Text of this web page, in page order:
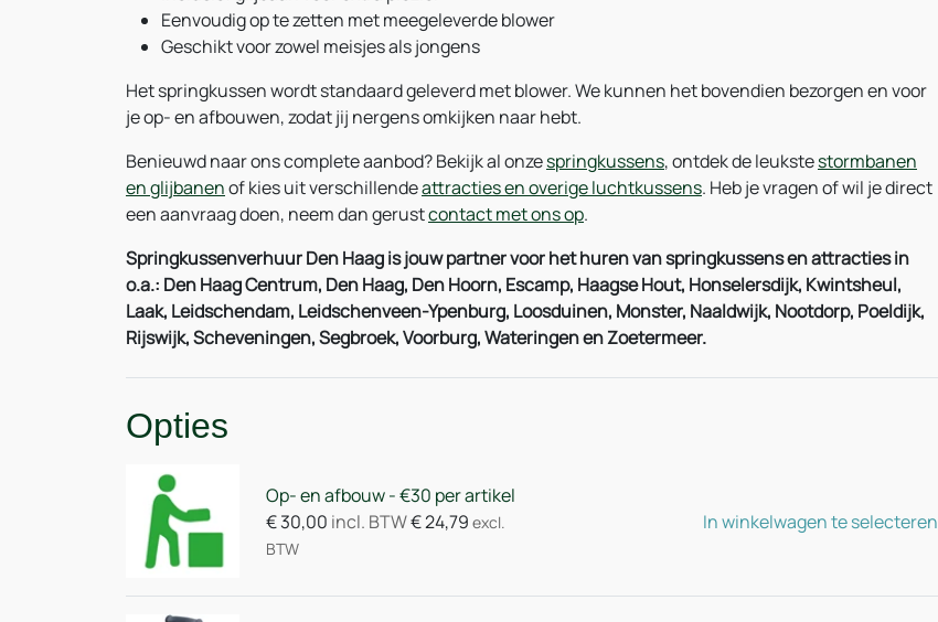
Eenvoudig op te zetten met meegeleverde blower
Geschikt voor zowel meisjes als jongens
Het springkussen wordt standaard geleverd met blower. We kunnen het bovendien bezorgen en voor
je op- en afbouwen, zodat jij nergens omkijken naar hebt.
Benieuwd naar ons complete aanbod? Bekijk al onzespringkussens, ontdek de leukstestormbanen
en glijbanenof kies uit verschillendeattracties en overige luchtkussens. Heb je vragen of wil je direct
een aanvraag doen, neem dan gerustcontact met ons op.
Springkussenverhuur Den Haag is jouw partner voor het huren van springkussens en attracties in
o.a.: Den Haag Centrum, Den Haag, Den Hoorn, Escamp, Haagse Hout, Honselersdijk, Kwintsheul,
Laak, Leidschendam, Leidschenveen-Ypenburg, Loosduinen, Monster, Naaldwijk, Nootdorp, Poeldijk,
Rijswijk, Scheveningen, Segbroek, Voorburg, Wateringen en Zoetermeer.
Opties
Op- en afbouw - €30 per artikel
€30,00 incl. BTW€24,79 excl.
BTW
In winkelwagen te selecteren